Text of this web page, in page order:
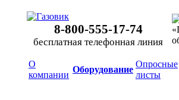
8-800-555-17-74
бесплатная телефонная линия
О
компании
Оборудование
Опросные
листы